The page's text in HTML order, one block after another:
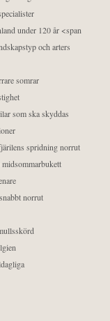
under 120 år <span
och arters
somrar
som ska skyddas
spridning norrut
norrut